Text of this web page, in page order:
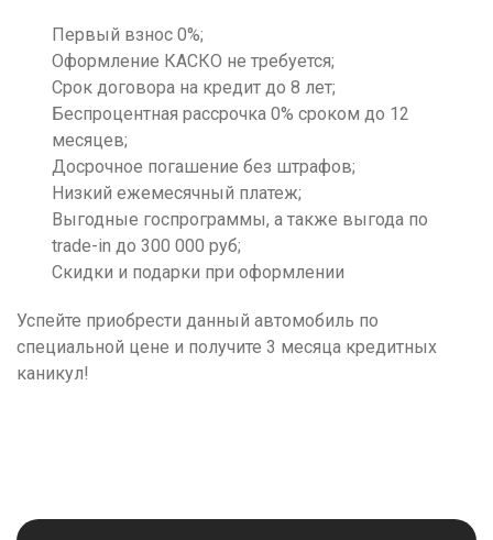
Первый взнос 0%;
Оформление КАСКО не требуется;
Срок договора на кредит до 8 лет;
Беспроцентная рассрочка 0% сроком до 12
месяцев;
Досрочное погашение без штрафов;
Низкий ежемесячный платеж;
Выгодные госпрограммы, а также выгода по
trade-in до 300 000 руб;
Скидки и подарки при оформлении
Успейте приобрести данный автомобиль по
специальной цене и получите 3 месяца кредитных
каникул!